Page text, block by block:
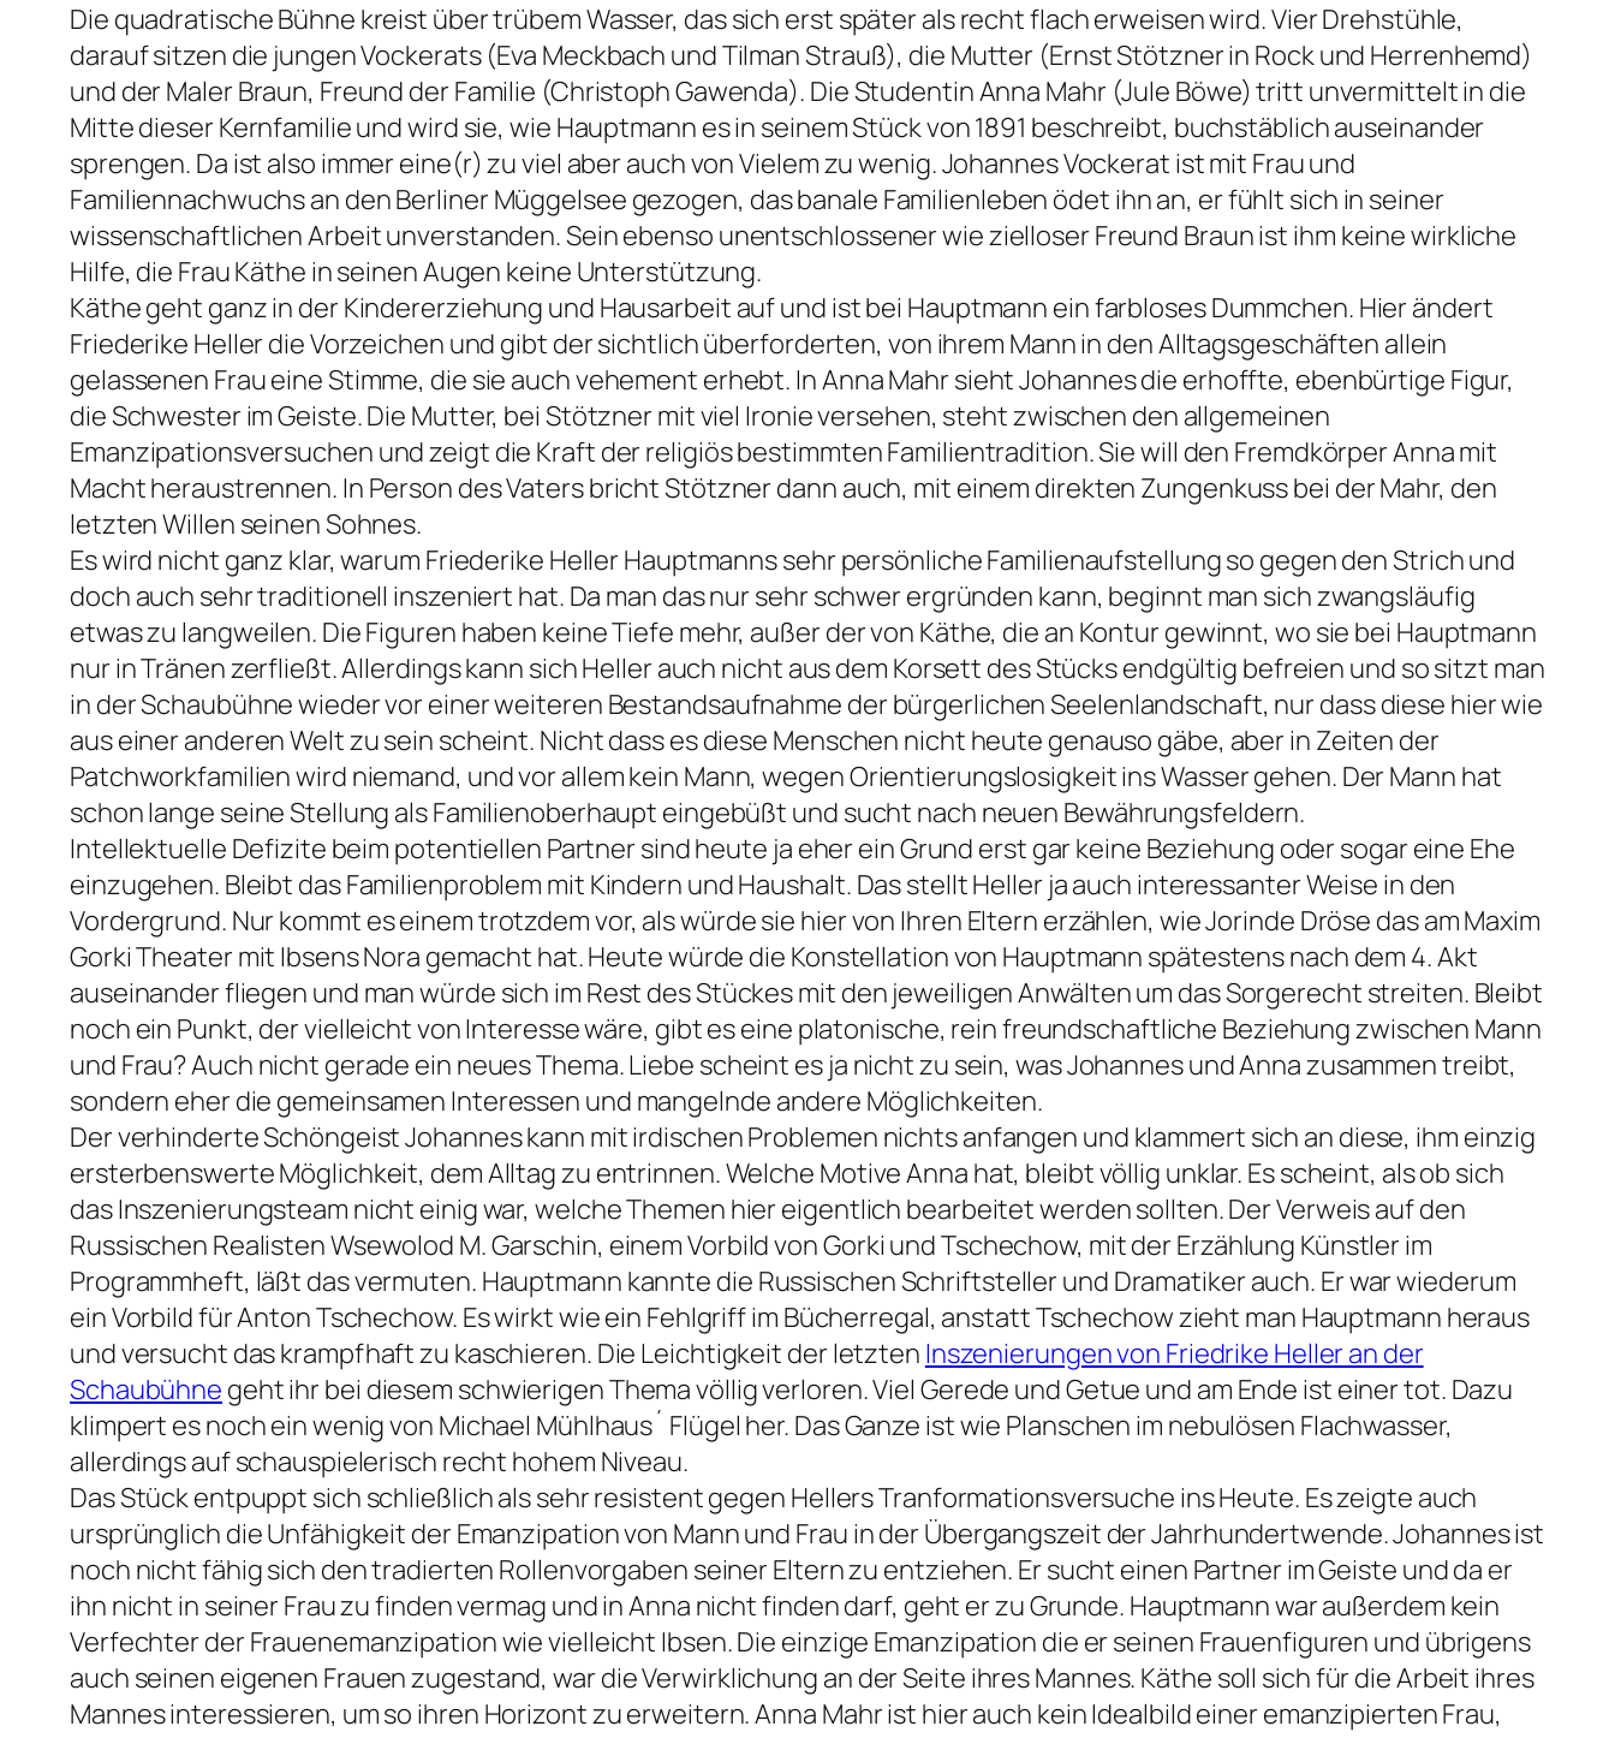
Die quadratische Bühne kreist über trübem Wasser, das sich erst später als recht flach erweisen wird. Vier Drehstühle,
darauf sitzen die jungen Vockerats (Eva Meckbach und Tilman Strauß), die Mutter (Ernst Stötzner in Rock und Herrenhemd)
und der Maler Braun, Freund der Familie (Christoph Gawenda). Die Studentin Anna Mahr (Jule Böwe) tritt unvermittelt in die
Mitte dieser Kernfamilie und wird sie, wie Hauptmann es in seinem Stück von 1891 beschreibt, buchstäblich auseinander
sprengen. Da ist also immer eine(r) zu viel aber auch von Vielem zu wenig. Johannes Vockerat ist mit Frau und
Familiennachwuchs an den Berliner Müggelsee gezogen, das banale Familienleben ödet ihn an, er fühlt sich in seiner
wissenschaftlichen Arbeit unverstanden. Sein ebenso unentschlossener wie zielloser Freund Braun ist ihm keine wirkliche
Hilfe, die Frau Käthe in seinen Augen keine Unterstützung.
Käthe geht ganz in der Kindererziehung und Hausarbeit auf und ist bei Hauptmann ein farbloses Dummchen. Hier ändert
Friederike Heller die Vorzeichen und gibt der sichtlich überforderten, von ihrem Mann in den Alltagsgeschäften allein
gelassenen Frau eine Stimme, die sie auch vehement erhebt. In Anna Mahr sieht Johannes die erhoffte, ebenbürtige Figur,
die Schwester im Geiste. Die Mutter, bei Stötzner mit viel Ironie versehen, steht zwischen den allgemeinen
Emanzipationsversuchen und zeigt die Kraft der religiös bestimmten Familientradition. Sie will den Fremdkörper Anna mit
Macht heraustrennen. In Person des Vaters bricht Stötzner dann auch, mit einem direkten Zungenkuss bei der Mahr, den
letzten Willen seinen Sohnes.
Es wird nicht ganz klar, warum Friederike Heller Hauptmanns sehr persönliche Familienaufstellung so gegen den Strich und
doch auch sehr traditionell inszeniert hat. Da man das nur sehr schwer ergründen kann, beginnt man sich zwangsläufig
etwas zu langweilen. Die Figuren haben keine Tiefe mehr, außer der von Käthe, die an Kontur gewinnt, wo sie bei Hauptmann
nur in Tränen zerfließt. Allerdings kann sich Heller auch nicht aus dem Korsett des Stücks endgültig befreien und so sitzt man
in der Schaubühne wieder vor einer weiteren Bestandsaufnahme der bürgerlichen Seelenlandschaft, nur dass diese hier wie
aus einer anderen Welt zu sein scheint. Nicht dass es diese Menschen nicht heute genauso gäbe, aber in Zeiten der
Patchworkfamilien wird niemand, und vor allem kein Mann, wegen Orientierungslosigkeit ins Wasser gehen. Der Mann hat
schon lange seine Stellung als Familienoberhaupt eingebüßt und sucht nach neuen Bewährungsfeldern.
Intellektuelle Defizite beim potentiellen Partner sind heute ja eher ein Grund erst gar keine Beziehung oder sogar eine Ehe
einzugehen. Bleibt das Familienproblem mit Kindern und Haushalt. Das stellt Heller ja auch interessanter Weise in den
Vordergrund. Nur kommt es einem trotzdem vor, als würde sie hier von Ihren Eltern erzählen, wie Jorinde Dröse das am Maxim
Gorki Theater mit Ibsens Nora gemacht hat. Heute würde die Konstellation von Hauptmann spätestens nach dem 4. Akt
auseinander fliegen und man würde sich im Rest des Stückes mit den jeweiligen Anwälten um das Sorgerecht streiten. Bleibt
noch ein Punkt, der vielleicht von Interesse wäre, gibt es eine platonische, rein freundschaftliche Beziehung zwischen Mann
und Frau? Auch nicht gerade ein neues Thema. Liebe scheint es ja nicht zu sein, was Johannes und Anna zusammen treibt,
sondern eher die gemeinsamen Interessen und mangelnde andere Möglichkeiten.
Der verhinderte Schöngeist Johannes kann mit irdischen Problemen nichts anfangen und klammert sich an diese, ihm einzig
ersterbenswerte Möglichkeit, dem Alltag zu entrinnen. Welche Motive Anna hat, bleibt völlig unklar. Es scheint, als ob sich
das Inszenierungsteam nicht einig war, welche Themen hier eigentlich bearbeitet werden sollten. Der Verweis auf den
Russischen Realisten Wsewolod M. Garschin, einem Vorbild von Gorki und Tschechow, mit der Erzählung Künstler im
Programmheft, läßt das vermuten. Hauptmann kannte die Russischen Schriftsteller und Dramatiker auch. Er war wiederum
ein Vorbild für Anton Tschechow. Es wirkt wie ein Fehlgriff im Bücherregal, anstatt Tschechow zieht man Hauptmann heraus
und versucht das krampfhaft zu kaschieren. Die Leichtigkeit der letzten Inszenierungen von Friedrike Heller an der
Schaubühne geht ihr bei diesem schwierigen Thema völlig verloren. Viel Gerede und Getue und am Ende ist einer tot. Dazu
klimpert es noch ein wenig von Michael Mühlhaus´ Flügel her. Das Ganze ist wie Planschen im nebulösen Flachwasser,
allerdings auf schauspielerisch recht hohem Niveau.
Das Stück entpuppt sich schließlich als sehr resistent gegen Hellers Tranformationsversuche ins Heute. Es zeigte auch
ursprünglich die Unfähigkeit der Emanzipation von Mann und Frau in der Übergangszeit der Jahrhundertwende. Johannes ist
noch nicht fähig sich den tradierten Rollenvorgaben seiner Eltern zu entziehen. Er sucht einen Partner im Geiste und da er
ihn nicht in seiner Frau zu finden vermag und in Anna nicht finden darf, geht er zu Grunde. Hauptmann war außerdem kein
Verfechter der Frauenemanzipation wie vielleicht Ibsen. Die einzige Emanzipation die er seinen Frauenfiguren und übrigens
auch seinen eigenen Frauen zugestand, war die Verwirklichung an der Seite ihres Mannes. Käthe soll sich für die Arbeit ihres
Mannes interessieren, um so ihren Horizont zu erweitern. Anna Mahr ist hier auch kein Idealbild einer emanzipierten Frau,